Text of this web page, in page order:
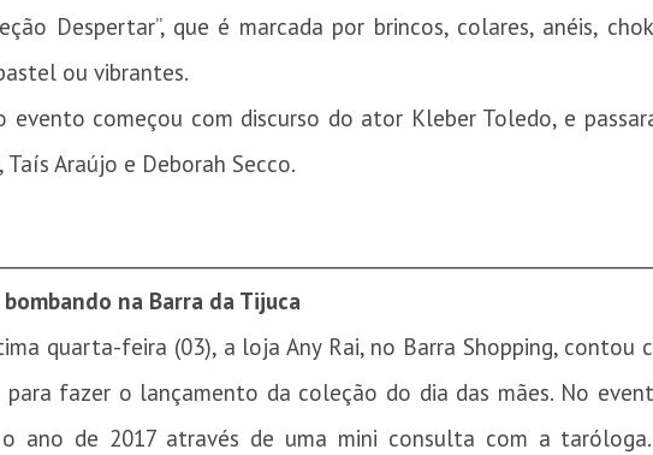
Despertar”, que é marcada por brincos, colares, anéis,
ou vibrantes.
evento começou com discurso do ator Kleber Toledo, e
Taís Araújo e Deborah Secco.
na Barra da Tijuca
quarta-feira (03), a loja Any Rai, no Barra Shopping, contou
para fazer o lançamento da coleção do dia das mães. No
ano de 2017 através de uma mini consulta com a